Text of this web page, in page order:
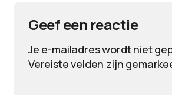
Geef een reactie
Je e-mailadres wordt niet
Vereiste velden zijn